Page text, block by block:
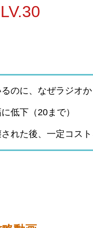
のに、なぜラジオ
低下（20まで）
れた後、一定コス